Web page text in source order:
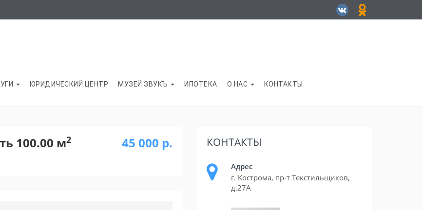
ЮРИДИЧЕСКИЙ ЦЕНТР МУЗЕЙ ЗВУКЪ ИПОТЕКА О НАС КОНТАКТЫ
100.00 м2 45 000 р. КОНТАКТЫ
Адрес
г. Кострома, пр-т Текстильщиков,
д.27А